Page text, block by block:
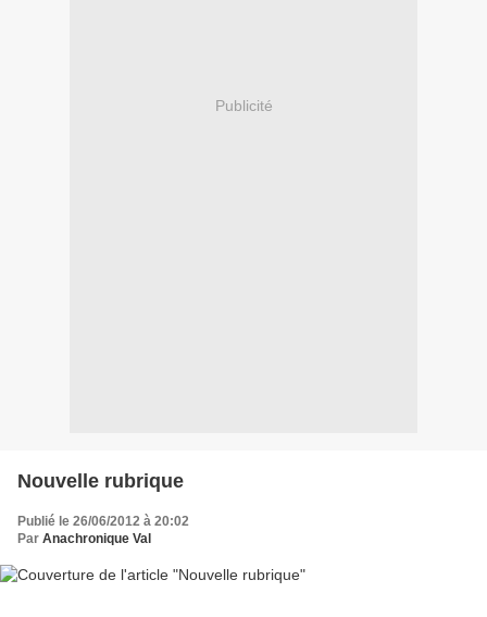
Publicité
Nouvelle rubrique
Publié le 26/06/2012 à 20:02
Par Anachronique Val